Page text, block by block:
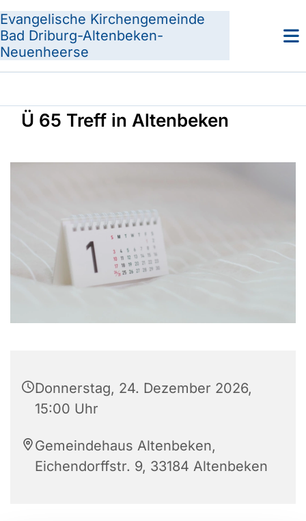
Evangelische Kirchengemeinde
Bad Driburg-Altenbeken-
Neuenheerse
Ü 65 Treff in Altenbeken
Donnerstag, 24. Dezember 2026,
15:00 Uhr
Gemeindehaus Altenbeken,
Eichendorffstr. 9, 33184 Altenbeken